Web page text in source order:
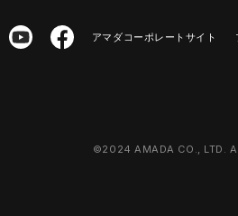
アマダコーポレートサイト
©2024 AMADA CO., LTD.